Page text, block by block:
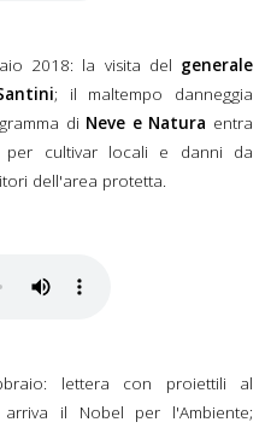
2018: la visita del generale
; il maltempo danneggia
di Neve e Natura entra
cultivar locali e danni da
dell'area protetta.
del 24
lettera con proiettili al
il Nobel per l'Ambiente;